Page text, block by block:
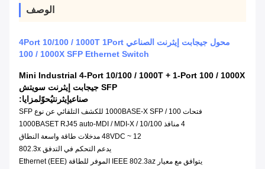
الوصف
محول جيجابت إيثرنت الصناعي 4Port 10/100 / 1000T 1Port
100 / 1000X SFP Ethernet Switch
Mini Industrial 4-Port 10/100 / 1000T + 1-Port 100 / 1000X
SFP جيجابت إيثرنت سويتش
صناعيإيثرنتيُحوّلمزايا:
فتحات 100 / 1000BASE-X SFP للكشف التلقائي عن نوع SFP
4 منافذ 10/100 / 1000BASET RJ45 auto-MDI / MDI-X
12 ~ 48VDC مدخلات طاقة واسعة النطاق
يدعم التحكم في التدفق 802.3x
يتوافق مع معيار IEEE 802.3az الموفر للطاقة Ethernet (EEE)